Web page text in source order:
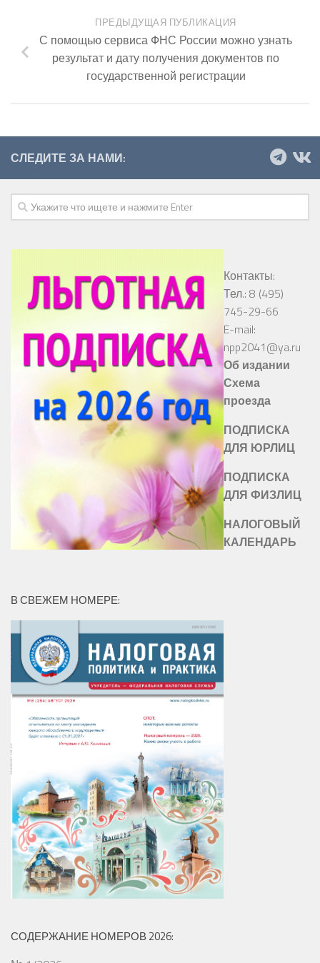
ПРЕДЫДУЩАЯ ПУБЛИКАЦИЯ
С помощью сервиса ФНС России можно узнать
результат и дату получения документов по
государственной регистрации
СЛЕДИТЕ ЗА НАМИ:
Контакты:
Тел.: 8 (495)
745-29-66
E-mail:
npp2041@ya.ru
Об издании
Схема
проезда
ПОДПИСКА
ДЛЯ ЮРЛИЦ
ПОДПИСКА
ДЛЯ ФИЗЛИЦ
НАЛОГОВЫЙ
КАЛЕНДАРЬ
В СВЕЖЕМ НОМЕРЕ:
СОДЕРЖАНИЕ НОМЕРОВ 2026: